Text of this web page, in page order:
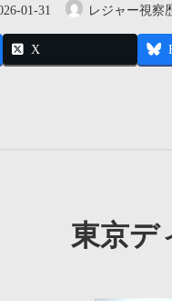
01-31 レジャー視察
X
東京デ